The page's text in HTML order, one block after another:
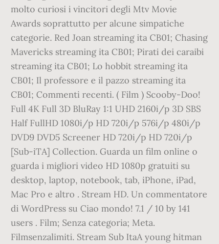
molto curiosi i vincitori degli Mtv Movie
Awards soprattutto per alcune simpatiche
categorie. Red Joan streaming ita CB01; Chasing
Mavericks streaming ita CB01; Pirati dei caraibi
streaming ita CB01; Lo hobbit streaming ita
CB01; Il professore e il pazzo streaming ita
CB01; Commenti recenti. ( Film ) Scooby-Doo!
Full 4K Full 3D BluRay 1:1 UHD 2160i/p 3D SBS
Half FullHD 1080i/p HD 720i/p 576i/p 480i/p
DVD9 DVD5 Screener HD 720i/p HD 720i/p
[Sub-iTA] Collection. Guarda un film online o
guarda i migliori video HD 1080p gratuiti su
desktop, laptop, notebook, tab, iPhone, iPad,
Mac Pro e altro . Stream HD. Un commentatore
di WordPress su Ciao mondo! 7.1 / 10 by 141
users . Film; Senza categoria; Meta.
Filmsenzalimiti. Stream Sub ItaA young hitman